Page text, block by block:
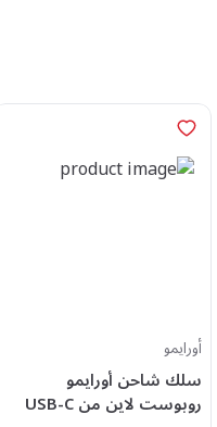
أورايمو
سلك شاحن أورايمو
روبوست لاين من USB-C